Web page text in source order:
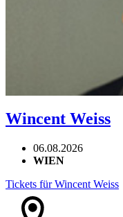
Wincent Weiss
06.08.2026
WIEN
Tickets für Wincent Weiss